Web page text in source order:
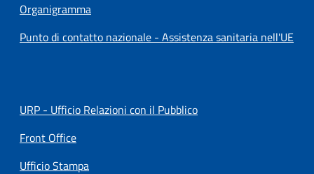
Organigramma
Punto di contatto nazionale - Assistenza sanitaria nell'UE
URP - Ufficio Relazioni con il Pubblico
Front Office
Ufficio Stampa